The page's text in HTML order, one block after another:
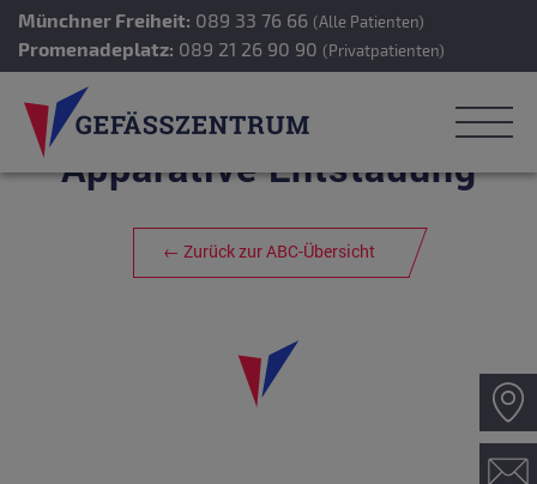
Münchner Freiheit: 089 33 76 66 (Alle Patienten)
Promenadeplatz: 089 21 26 90 90 (Privatpatienten)
Apparative Entstauung
← Zurück zur ABC-Übersicht